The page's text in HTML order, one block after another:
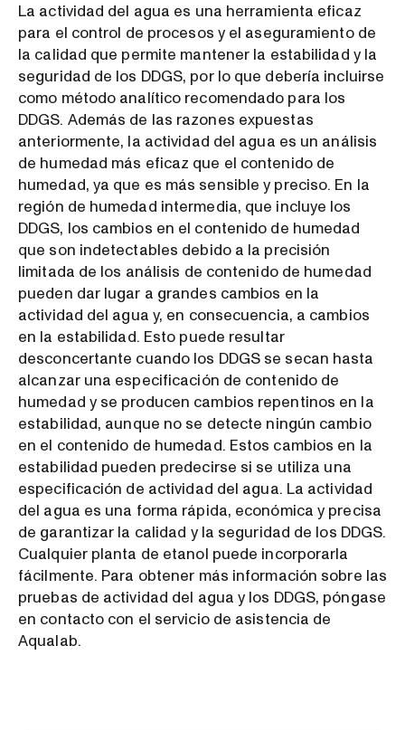
La actividad del agua es una herramienta eficaz
para el control de procesos y el aseguramiento de
la calidad que permite mantener la estabilidad y la
seguridad de los DDGS, por lo que debería incluirse
como método analítico recomendado para los
DDGS. Además de las razones expuestas
anteriormente, la actividad del agua es un análisis
de humedad más eficaz que el contenido de
humedad, ya que es más sensible y preciso. En la
región de humedad intermedia, que incluye los
DDGS, los cambios en el contenido de humedad
que son indetectables debido a la precisión
limitada de los análisis de contenido de humedad
pueden dar lugar a grandes cambios en la
actividad del agua y, en consecuencia, a cambios
en la estabilidad. Esto puede resultar
desconcertante cuando los DDGS se secan hasta
alcanzar una especificación de contenido de
humedad y se producen cambios repentinos en la
estabilidad, aunque no se detecte ningún cambio
en el contenido de humedad. Estos cambios en la
estabilidad pueden predecirse si se utiliza una
especificación de actividad del agua. La actividad
del agua es una forma rápida, económica y precisa
de garantizar la calidad y la seguridad de los DDGS.
Cualquier planta de etanol puede incorporarla
fácilmente. Para obtener más información sobre las
pruebas de actividad del agua y los DDGS, póngase
en contacto con el servicio de asistencia de
Aqualab.